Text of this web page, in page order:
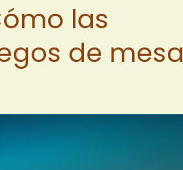
las
de mesa